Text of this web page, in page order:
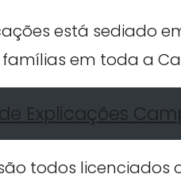
está sediado
em toda a
Explicações
todos licenciados